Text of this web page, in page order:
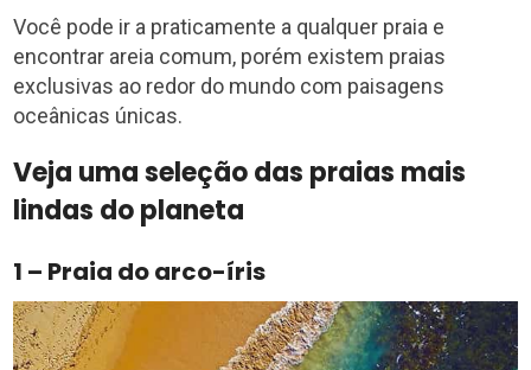
Você pode ir a praticamente a qualquer praia e
encontrar areia comum, porém existem praias
exclusivas ao redor do mundo com paisagens
oceânicas únicas.
Veja uma seleção das praias mais
lindas do planeta
1 – Praia do arco-íris